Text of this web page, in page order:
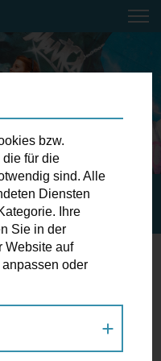
und
ALLES GUT?
bzw.
für die
sind. Alle
Diensten
Ihre
Sie in der
Website auf
oder